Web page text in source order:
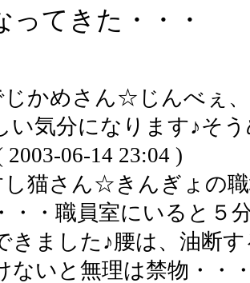
ってきた・・・
かめさん☆じんべぇ
い気分になります♪そ
2003-06-14 23:04 )
猫さん☆きんぎょの
・・職員室にいると５
きました♪腰は、油断
ないと無理は禁物・・